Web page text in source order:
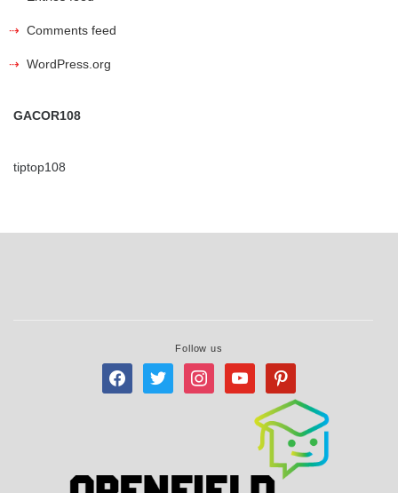
Comments feed
WordPress.org
GACOR108
tiptop108
Follow us
facebooktwitter instagramyoutube pinterest